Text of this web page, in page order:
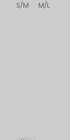
S/M M/L